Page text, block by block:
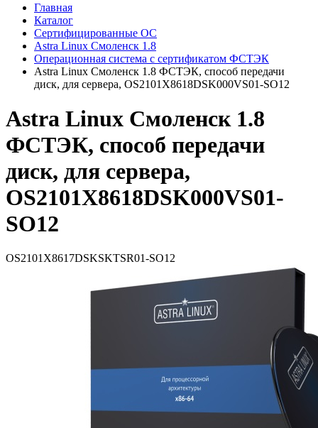
Главная
Каталог
Сертифицированные ОС
Astra Linux Смоленск 1.8
Операционная система с сертификатом ФСТЭК
Astra Linux Смоленск 1.8 ФСТЭК, способ передачи
диск, для сервера, OS2101X8618DSK000VS01-SO12
Astra Linux Смоленск 1.8
ФСТЭК, способ передачи
диск, для сервера,
OS2101X8618DSK000VS01-
SO12
OS2101X8617DSKSKTSR01-SO12